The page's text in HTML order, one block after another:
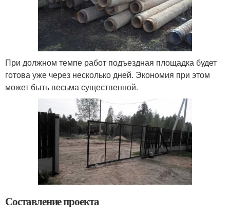
При должном темпе работ подъездная площадка будет
готова уже через несколько дней. Экономия при этом
может быть весьма существенной.
Составление проекта